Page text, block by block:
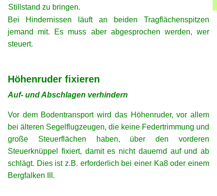
Stillstand zu bringen.
Bei Hindernissen läuft an beiden Tragflächenspitzen
jemand mit. Es muss aber abgesprochen werden, wer
steuert.
Höhenruder fixieren
Auf- und Abschlagen verhindern
Vor dem Bodentransport wird das Höhenruder, vor allem
bei älteren Segelflugzeugen, die keine Federtrimmung und
große Steuerflächen haben, über den vorderen
Steuerknüppel fixiert, damit es nicht dauernd auf und ab
schlägt. Dies ist z.B. erforderlich bei einer Ka8 oder einem
Bergfalken III.